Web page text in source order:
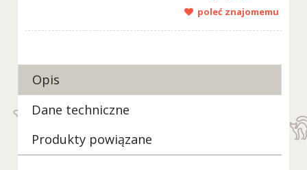
poleć znajomemu
Opis
Dane techniczne
Produkty powiązane